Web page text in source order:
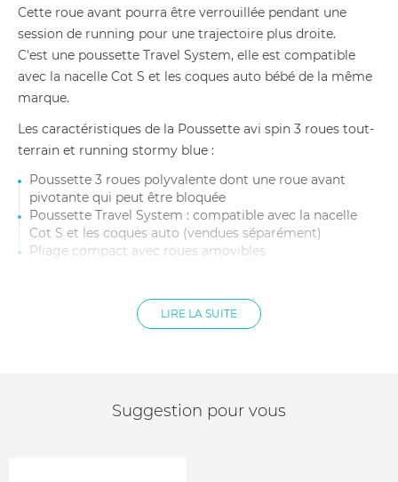
Cette roue avant pourra être verrouillée pendant une
session de running pour une trajectoire plus droite.
C'est une poussette Travel System, elle est compatible
avec la nacelle Cot S et les coques auto bébé de la même
marque.
Les caractéristiques de la Poussette avi spin 3 roues tout-
terrain et running stormy blue :
Poussette 3 roues polyvalente dont une roue avant
pivotante qui peut être bloquée
Poussette Travel System : compatible avec la nacelle
Cot S et les coques auto (vendues séparément)
Pliage compact avec roues amovibles
Harnais ajustable à une main
Canopy extensible pare-soleil XXL
Dimensions dépliée : 118,5 x 68,5 x 113 cm
LIRE LA SUITE
Suggestion pour vous